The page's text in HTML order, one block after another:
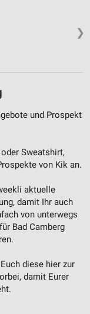
❯
und Prospekt
Sweatshirt,
von Kik an.
aktuelle
damit Ihr auch
von unterwegs
Bad Camberg
diese hier zur
damit Eurer
von